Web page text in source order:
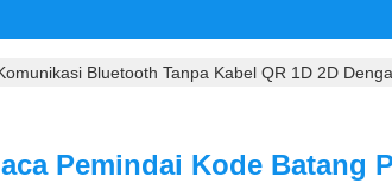
Bluetooth Tanpa Kabel QR 1D 2D
Pemindai Kode Batang